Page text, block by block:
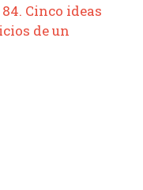
84. Cinco ideas
de un